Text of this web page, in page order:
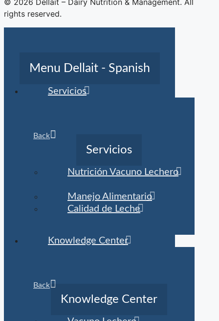
© 2026 Dellait – Dairy Nutrition & Management. All
rights reserved.
Menu Dellait - Spanish
Servicios
Back
Servicios
Nutrición Vacuno Lechero
Manejo Alimentario
Calidad de Leche
Knowledge Center
Back
Knowledge Center